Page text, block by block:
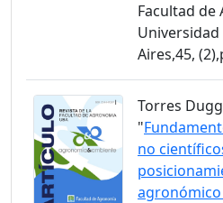
Facultad de
Universidad
Aires,45,
Torres
"
no